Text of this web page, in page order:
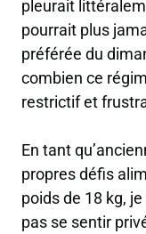
pleurait
pourrait plus
préférée du
combien ce
restrictif et
En tant
propres défis
poids de 18 kg,
pas se sentir